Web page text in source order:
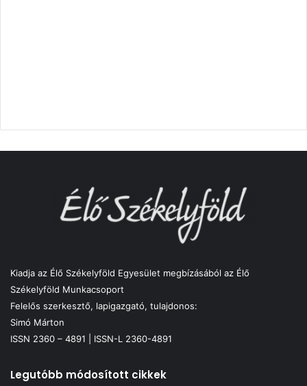
Kiadja az Élő Székelyföld Egyesület megbízásából az Élő
Székelyföld Munkacsoport
Felelős szerkesztő, lapigazgató, tulajdonos:
Simó Márton
ISSN 2360 – 4891 | ISSN-L 2360-4891
Legutóbb módosított cikkek